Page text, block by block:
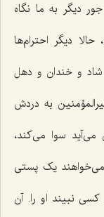
دیگر به ما نگاه
دیگر احترام‌ها
و خندان و دهل
به دردش
می‌آید سوا می‌کند،
می‌خواهند یک پستی
نبیند او را. آن